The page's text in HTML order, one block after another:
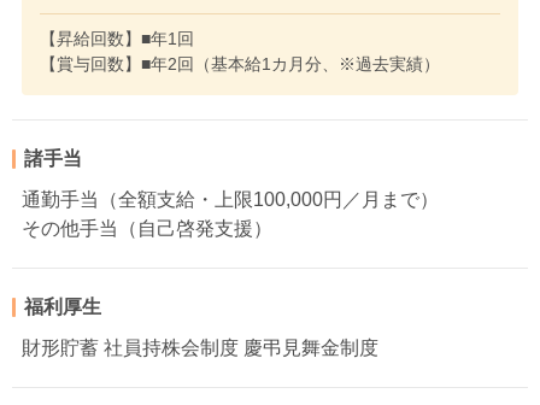
【昇給回数】■年1回
【賞与回数】■年2回（基本給1カ月分、※過去実績）
諸手当
通勤手当（全額支給・上限100,000円／月まで）
その他手当（自己啓発支援）
福利厚生
財形貯蓄 社員持株会制度 慶弔見舞金制度